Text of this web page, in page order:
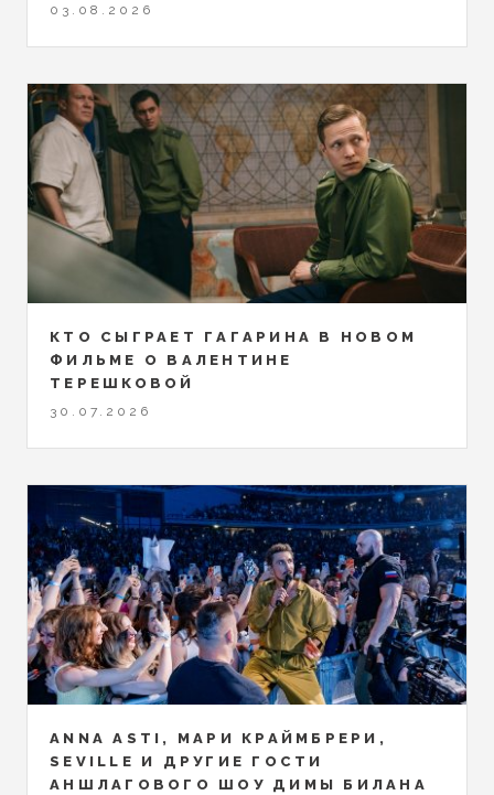
03.08.2026
КТО СЫГРАЕТ ГАГАРИНА В НОВОМ
ФИЛЬМЕ О ВАЛЕНТИНЕ
ТЕРЕШКОВОЙ
30.07.2026
ANNA ASTI, МАРИ КРАЙМБРЕРИ,
SEVILLE И ДРУГИЕ ГОСТИ
АНШЛАГОВОГО ШОУ ДИМЫ БИЛАНА